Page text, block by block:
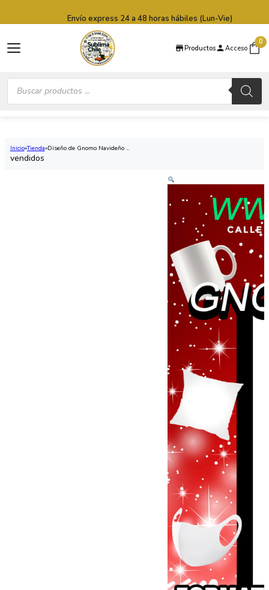
Productos Acceso
0
Búsqueda
productos
Envío express 24 a 48 horas hábiles (Lun-Vie)
Inicio Tienda Diseño de Gnomo Navideño ...
vendidos